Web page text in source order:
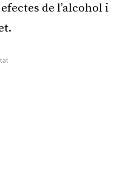
de l’alcohol i